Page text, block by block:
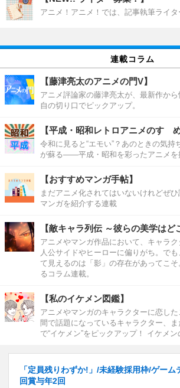
アニメ！アニメ！では、記事執筆ライタ
連載コラム
【藤津亮太のアニメの門V】
アニメ評論家の藤津亮太が、最新作か
自の切り口でピックアップ。
【平成・昭和レトロアニメのすゝめ
令和に見ると“エモい”？あのときの気持
が蘇る――平成・昭和を彩ったアニメを
【おすすめマンガ手帖】
まだアニメ化されてはいないけれどぜ
マンガを紹介する連載
【敵キャラ列伝 ～彼らの美学はど
アニメやマンガ作品において、キャラ
人公サイドやヒーローに偏りがち。で
て見えるのは「影」の存在があってこ
るコラム連載。
【私のイケメン図鑑】
アニメやマンガのキャラクターに恋し
間で話題になっているキャラクター、
で“イケメン”をピックアップ！ イケメ
「定員残りわずか!」/未経験採用枠/ゲー
回賞与年2回